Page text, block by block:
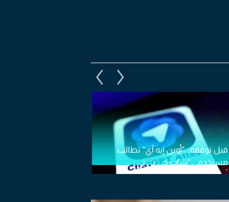
قبل توقفه.. "أوبن إيه آي" تطالب
مستخدمي "شات جي بي تي
أطلس" بحفظ بياناتهم